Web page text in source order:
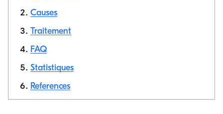
Causes
Traitement
FAQ
Statistiques
References